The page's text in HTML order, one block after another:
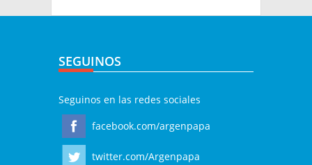
SEGUINOS
Seguinos en las redes sociales
facebook.com/argenpapa
twitter.com/Argenpapa